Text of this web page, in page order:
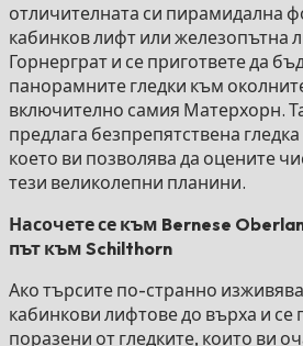
отличителната си пирамидална
кабинков лифт или железопътна
Горнерграт и се пригответе да
панорамните гледки към
включително самия Матерхорн.
предлага безпрепятствена
което ви позволява да оцените
тези великолепни планини.
Насочете се към Bernese
път към Schilthorn
Ако търсите по-странно
кабинкови лифтове до върха и се
поразени от гледките, които ви